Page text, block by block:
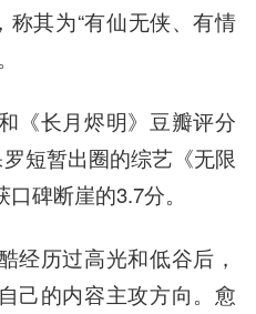
称其为“有仙无侠、有情
《长月烬明》豆瓣评分
短暂出圈的综艺《无限
碑断崖的3.7分。
经历过高光和低谷后，
己的内容主攻方向。愈